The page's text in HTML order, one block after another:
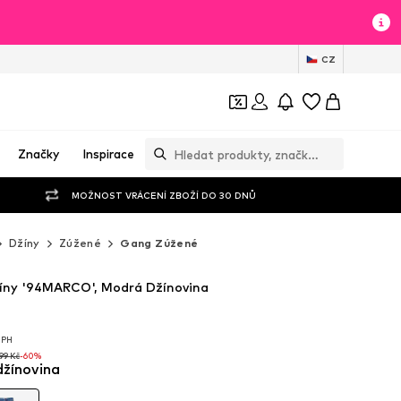
CZ
Značky Inspirace
MOŽNOST VRÁCENÍ ZBOŽÍ DO 30 DNŮ
Džíny Zúžené Gang Zúžené
Kč-60%
Kč-60%
'94MARCO', Modrá Džínovina